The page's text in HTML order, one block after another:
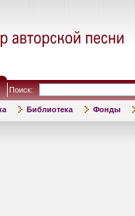
Поиск:
Библиотека Фонды